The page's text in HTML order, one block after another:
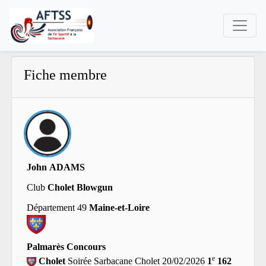
Fiche membre
John ADAMS
Club Cholet Blowgun
Département 49 Maine-et-Loire
Palmarès Concours
Cholet Soirée Sarbacane Cholet 20/02/2026 1e 162